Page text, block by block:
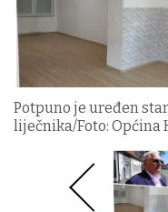
Potpuno je uređen
liječnika/Foto: Općina